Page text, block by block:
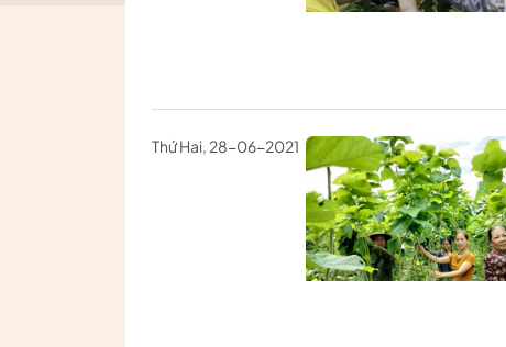
Thứ Hai, 28-06-2021